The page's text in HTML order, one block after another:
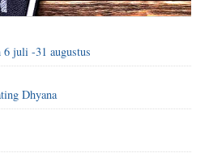
juli -31 augustus
Dhyana